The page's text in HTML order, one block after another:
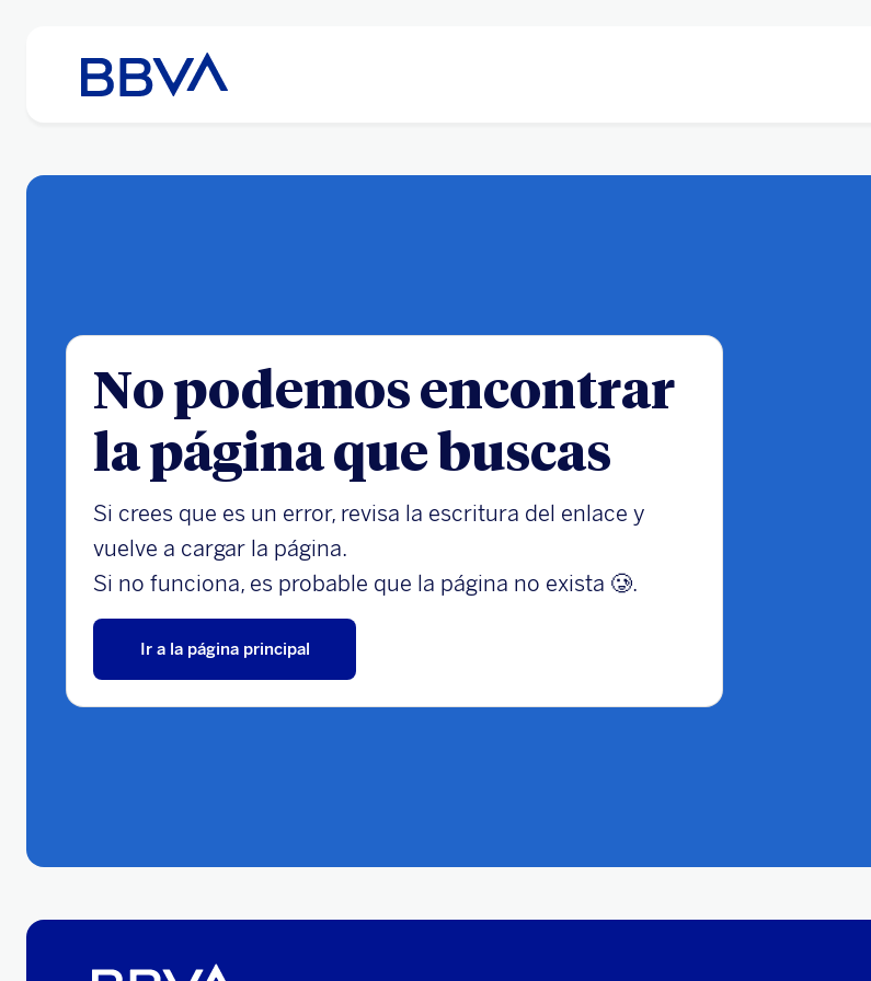
No podemos encontrar
la página que buscas
Si crees que es un error, revisa la escritura del enlace y
vuelve a cargar la página.
Si no funciona, es probable que la página no exista 🥲.
Ir a la página principal